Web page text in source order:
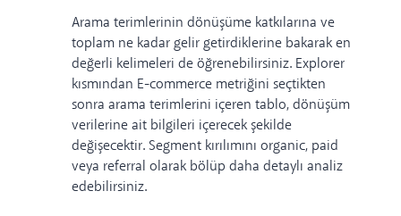
Arama terimlerinin dönüşüme katkılarına ve
toplam ne kadar gelir getirdiklerine bakarak en
değerli kelimeleri de öğrenebilirsiniz. Explorer
kısmından E-commerce metriğini seçtikten
sonra arama terimlerini içeren tablo, dönüşüm
verilerine ait bilgileri içerecek şekilde
değişecektir. Segment kırılımını organic, paid
veya referral olarak bölüp daha detaylı analiz
edebilirsiniz.